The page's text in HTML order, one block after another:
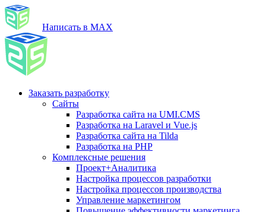
Написать в MAX
Заказать разработку
Сайты
Разработка сайта на UMI.CMS
Разработка на Laravel и Vue.js
Разработка сайта на Tilda
Разработка на PHP
Комплексные решения
Проект+Аналитика
Настройка процессов разработки
Настройка процессов производства
Управление маркетингом